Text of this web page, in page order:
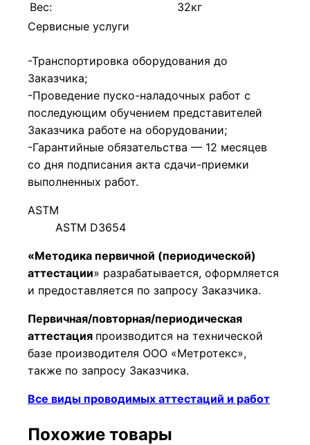
Вес:
32кг
Сервисные услуги
-Транспортировка оборудования до
Заказчика;
-Проведение пуско-наладочных работ с
последующим обучением представителей
Заказчика работе на оборудовании;
-Гарантийные обязательства — 12 месяцев
со дня подписания акта сдачи-приемки
выполненных работ.
ASTM
ASTM D3654
«Методика первичной (периодической)
аттестации» разрабатывается, оформляется
и предоставляется по запросу Заказчика.
Первичная/повторная/периодическая
аттестация производится на технической
базе производителя ООО «Метротекс»,
также по запросу Заказчика.
Все виды проводимых аттестаций и работ
Похожие товары